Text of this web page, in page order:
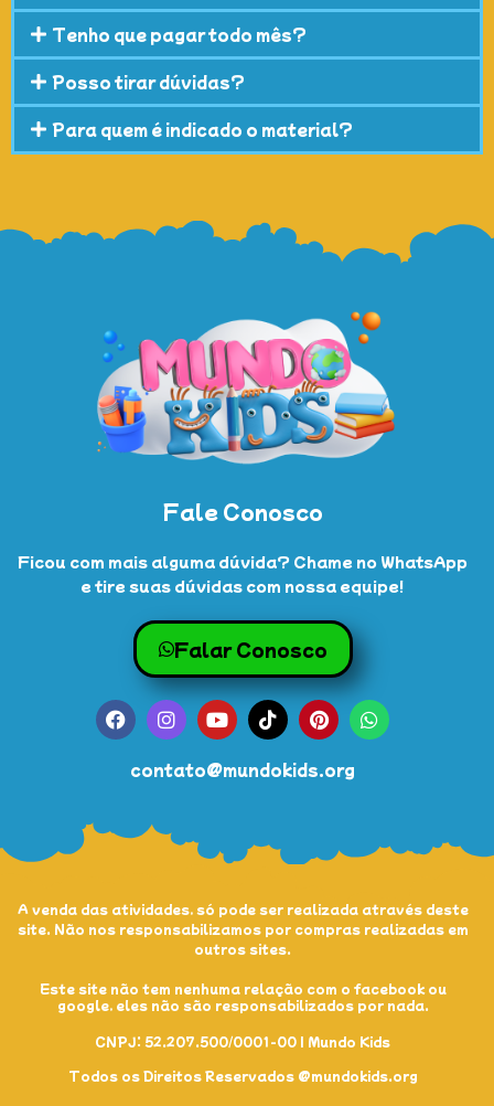
Tenho que pagar todo mês?
Posso tirar dúvidas?
Para quem é indicado o material?
Fale Conosco
Ficou com mais alguma dúvida? Chame no WhatsApp
e tire suas dúvidas com nossa equipe!
Falar Conosco
contato@mundokids.org
A venda das atividades, só pode ser realizada através deste
site. Não nos responsabilizamos por compras realizadas em
outros sites.
Este site não tem nenhuma relação com o facebook ou
google, eles não são responsabilizados por nada.
CNPJ: 52.207.500/0001-00 | Mundo Kids
Todos os Direitos Reservados @mundokids.org